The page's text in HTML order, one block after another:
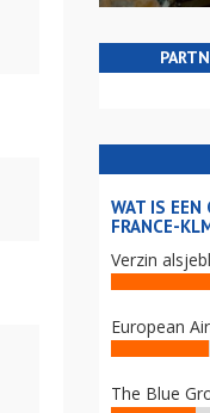
WAT IS EEN
FRANCE-
Verzin
European
The Blue